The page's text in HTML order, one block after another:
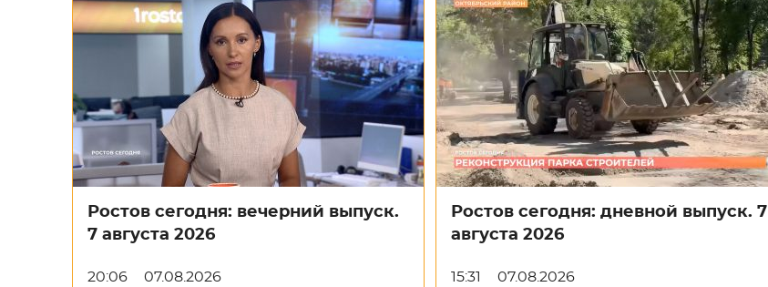
Ростов сегодня: вечерний выпуск.
7 августа 2026
20:06 07.08.2026
Ростов сегодня: дневной выпуск. 7
августа 2026
15:31 07.08.2026